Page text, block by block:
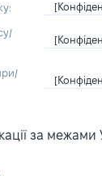
за межами